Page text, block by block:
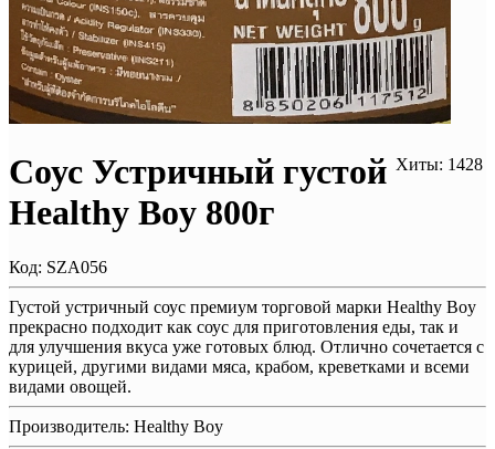
Хиты: 1428
Соус Устричный густой
Healthy Boy 800г
Код: SZA056
Густой устричный соус премиум торговой марки Healthy Boy
прекрасно подходит как соус для приготовления еды, так и
для улучшения вкуса уже готовых блюд. Отлично сочетается с
курицей, другими видами мяса, крабом, креветками и всеми
видами овощей.
Производитель: Healthy Boy